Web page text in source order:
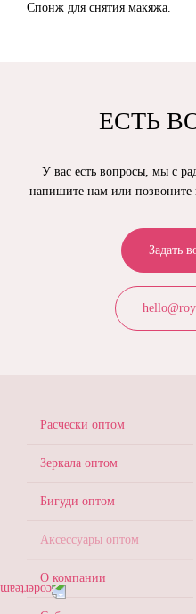
Спонж для снятия макяжа.
ЕСТЬ
У вас есть вопросы, мы с
напишите нам или позвоните
Задать
МЕНЮ
ПОДВАЛЕ
Расчески оптом
Зеркала оптом
Бигуди оптом
Аксессуары оптом
О компании